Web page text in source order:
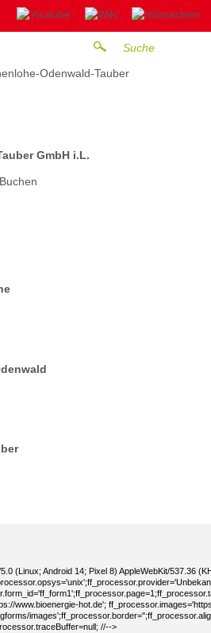
GmbH i.L.
(Linux; Android 14; Pixel 8) AppleWebKit/537.36
www.bioenergie-hot.de';
//-->